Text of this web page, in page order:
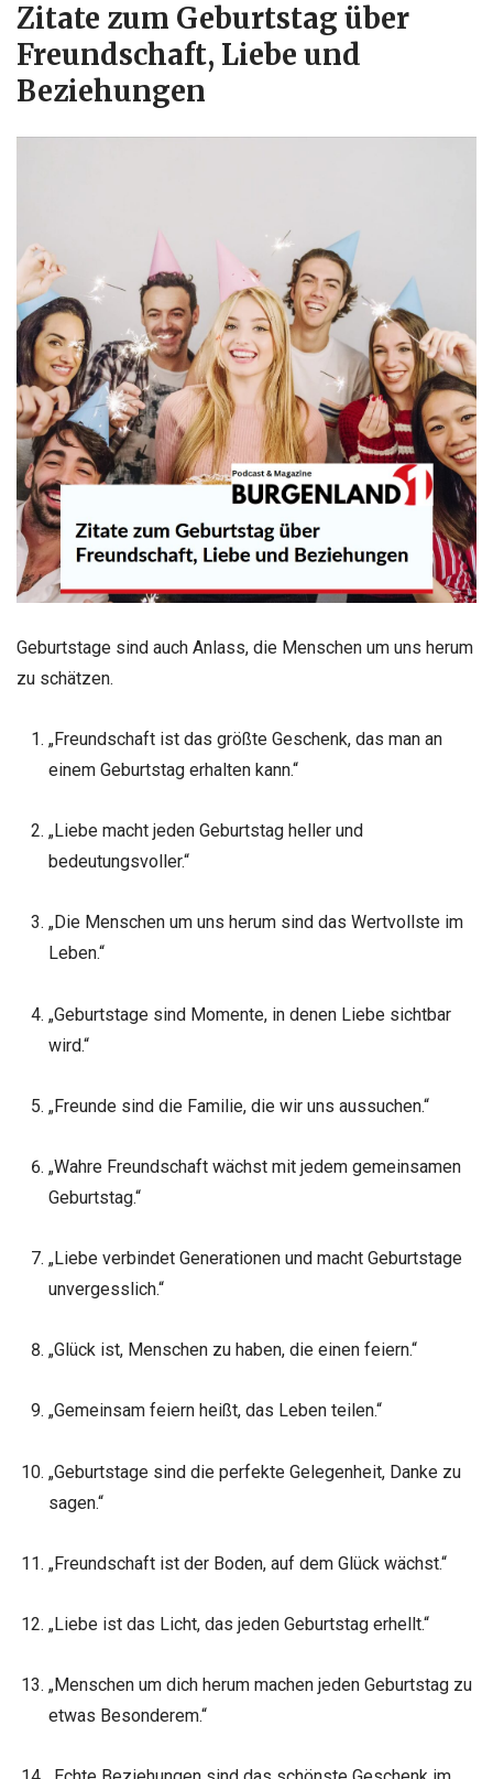
Zitate zum Geburtstag über
Freundschaft, Liebe und
Beziehungen
Geburtstage sind auch Anlass, die Menschen um uns herum
zu schätzen.
„Freundschaft ist das größte Geschenk, das man an
einem Geburtstag erhalten kann.“
„Liebe macht jeden Geburtstag heller und
bedeutungsvoller.“
„Die Menschen um uns herum sind das Wertvollste im
Leben.“
„Geburtstage sind Momente, in denen Liebe sichtbar
wird.“
„Freunde sind die Familie, die wir uns aussuchen.“
„Wahre Freundschaft wächst mit jedem gemeinsamen
Geburtstag.“
„Liebe verbindet Generationen und macht Geburtstage
unvergesslich.“
„Glück ist, Menschen zu haben, die einen feiern.“
„Gemeinsam feiern heißt, das Leben teilen.“
„Geburtstage sind die perfekte Gelegenheit, Danke zu
sagen.“
„Freundschaft ist der Boden, auf dem Glück wächst.“
„Liebe ist das Licht, das jeden Geburtstag erhellt.“
„Menschen um dich herum machen jeden Geburtstag zu
etwas Besonderem.“